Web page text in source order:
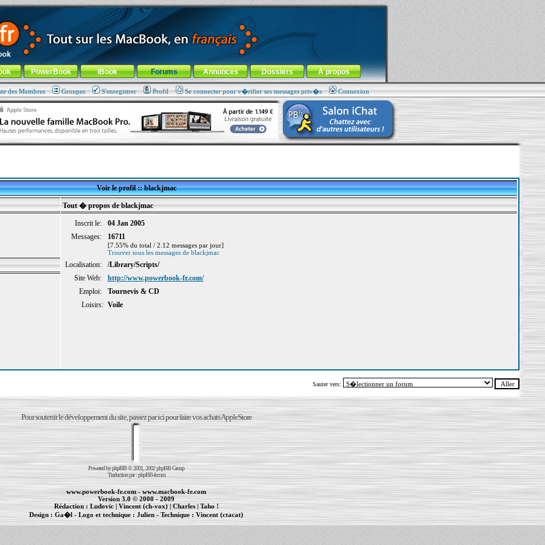
! -Aller au menu de la rubrique
PowerBook iBook Forums Annonces Dossiers À propos
des Membres Groupes S'enregistrer Profil Se connecter pour v�rifier ses messages priv�s Connexion
Voir le profil :: blackjmac
Tout � propos de blackjmac
Inscrit le:
04 Jan 2005
Messages:
16711
[7.55% du total / 2.12 messages par jour]
Trouver tous les messages de blackjmac
Localisation:
/Library/Scripts/
Site Web:
http://www.powerbook-fr.com/
Emploi:
Tournevis & CD
Loisirs: Voile
Sauter vers:
Pour soutenir le développement du site, passez par ici pour faire vos achats AppleStore
Powered byphpBB© 2001, 2002 phpBB Group
Traduction par :phpBB-fr.com
www.powerbook-fr.com-www.macbook-fr.com
Version 3.0 © 2000 - 2009
Rédaction : Ludovic| Vincent (ch-vox)| Charles|Taho !
Design : Ga�l - Logo et technique : Julien - Technique :Vincent (ctacat)